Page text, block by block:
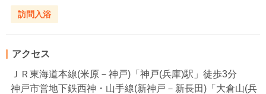
訪問入浴
アクセス
ＪＲ東海道本線(米原－神戸)「神戸(兵庫)駅」徒歩3分
神戸市営地下鉄西神・山手線(新神戸－新長田)「大倉山(兵